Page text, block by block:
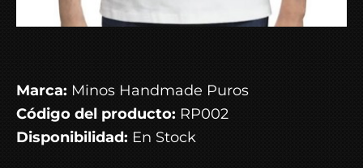
Marca: Minos Handmade Puros
Código del producto: RP002
Disponibilidad: En Stock